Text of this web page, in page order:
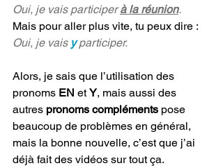
Oui, je vais participer à la réunion.
Mais pour aller plus vite, tu peux dire :
Oui, je vais y participer.
Alors, je sais que l’utilisation des
pronoms EN et Y, mais aussi des
autres pronoms compléments pose
beaucoup de problèmes en général,
mais la bonne nouvelle, c’est que j’ai
déjà fait des vidéos sur tout ça.